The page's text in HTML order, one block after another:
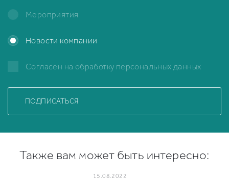
Мероприятия
Новости компании
ПОДПИСАТЬСЯ
Согласен на обработку персональных данных
Также вам может быть интересно:
15.08.2022